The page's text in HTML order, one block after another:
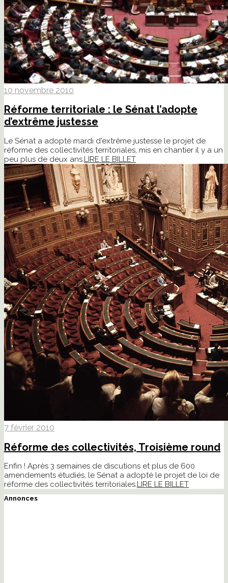
10 novembre 2010
Réforme territoriale : le Sénat l’adopte
d’extrême justesse
Le Sénat a adopté mardi d'extrême justesse le projet de
réforme des collectivités territoriales, mis en chantier il y a un
peu plus de deux ans.LIRE LE BILLET
7 février 2010
Réforme des collectivités, Troisième round
Enfin ! Après 3 semaines de discutions et plus de 600
amendements étudiés, le Sénat a adopté le projet de loi de
réforme des collectivités territoriales.LIRE LE BILLET
Annonces